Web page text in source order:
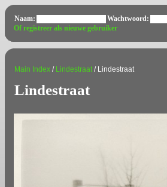
Naam:
Wachtwoord:
Of registreer als nieuwe gebruiker
Main Index / Lindestraat / Lindestraat
Lindestraat